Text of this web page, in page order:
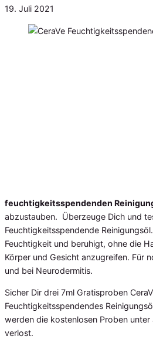
Veröffentlicht
19. Juli 2021
feuchtigkeitsspendenden
abzustauben. Überzeuge Dich und
Feuchtigkeitsspendende
Feuchtigkeit und beruhigt, ohne die
Körper und Gesicht anzugreifen. Für
und bei Neurodermitis.
Sicher Dir drei 7ml Gratisproben
Feuchtigkeitsspendendes
werden die kostenlosen Proben unter
verlost.